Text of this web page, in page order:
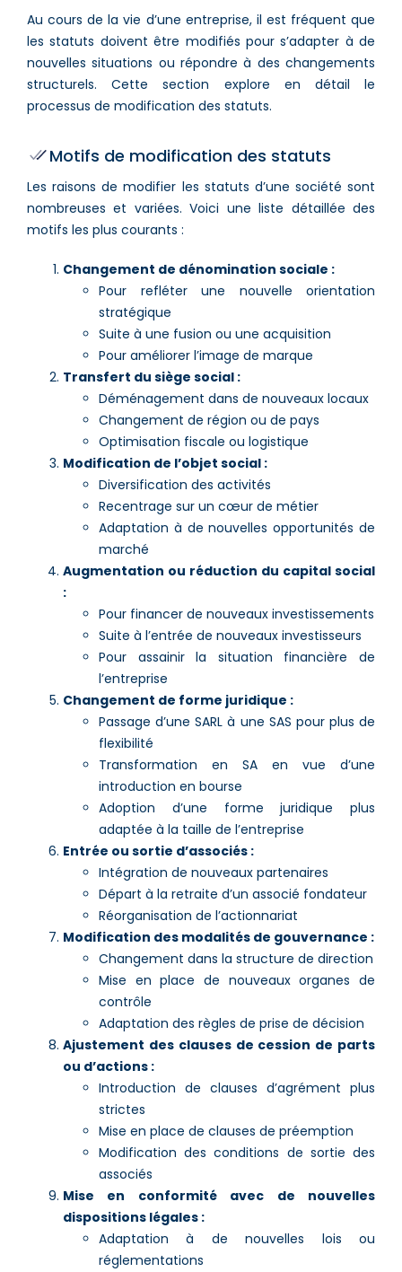
Au cours de la vie d’une entreprise, il est fréquent que
les statuts doivent être modifiés pour s’adapter à de
nouvelles situations ou répondre à des changements
structurels. Cette section explore en détail le
processus de modification des statuts.
Motifs de modification des statuts
Les raisons de modifier les statuts d’une société sont
nombreuses et variées. Voici une liste détaillée des
motifs les plus courants :
Changement de dénomination sociale :
Pour refléter une nouvelle orientation
stratégique
Suite à une fusion ou une acquisition
Pour améliorer l’image de marque
Transfert du siège social :
Déménagement dans de nouveaux locaux
Changement de région ou de pays
Optimisation fiscale ou logistique
Modification de l’objet social :
Diversification des activités
Recentrage sur un cœur de métier
Adaptation à de nouvelles opportunités de
marché
Augmentation ou réduction du capital social
:
Pour financer de nouveaux investissements
Suite à l’entrée de nouveaux investisseurs
Pour assainir la situation financière de
l’entreprise
Changement de forme juridique :
Passage d’une SARL à une SAS pour plus de
flexibilité
Transformation en SA en vue d’une
introduction en bourse
Adoption d’une forme juridique plus
adaptée à la taille de l’entreprise
Entrée ou sortie d’associés :
Intégration de nouveaux partenaires
Départ à la retraite d’un associé fondateur
Réorganisation de l’actionnariat
Modification des modalités de gouvernance :
Changement dans la structure de direction
Mise en place de nouveaux organes de
contrôle
Adaptation des règles de prise de décision
Ajustement des clauses de cession de parts
ou d’actions :
Introduction de clauses d’agrément plus
strictes
Mise en place de clauses de préemption
Modification des conditions de sortie des
associés
Mise en conformité avec de nouvelles
dispositions légales :
Adaptation à de nouvelles lois ou
réglementations